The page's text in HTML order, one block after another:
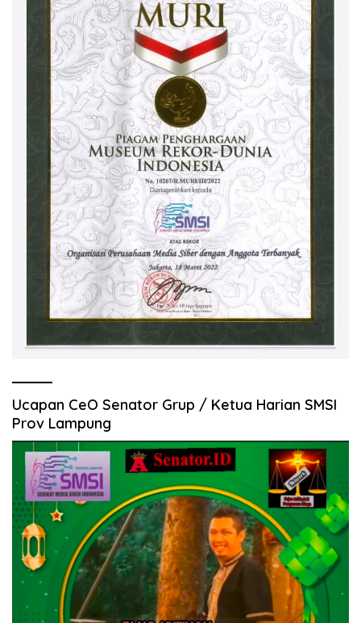
Ucapan CeO Senator Grup / Ketua Harian SMSI
Prov Lampung